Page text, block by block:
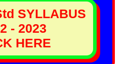
SYLLABUS
- 2023
HERE